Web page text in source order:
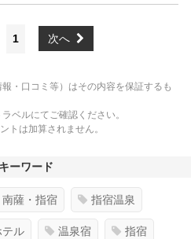
1 次へ
・口コミ等）はその内容を保証するも
ベルにてご確認ください。
トは加算されません。
ーワード
南薩・指宿 指宿温泉
テル 温泉宿 指宿